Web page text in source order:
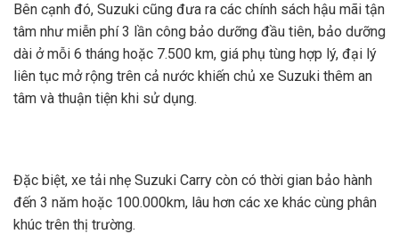
Bên cạnh đó, Suzuki cũng đưa ra các chính sách hậu mãi tận
tâm như miễn phí 3 lần công bảo dưỡng đầu tiên, bảo dưỡng
dài ở mỗi 6 tháng hoặc 7.500 km, giá phụ tùng hợp lý, đại lý
liên tục mở rộng trên cả nước khiến chủ xe Suzuki thêm an
tâm và thuận tiện khi sử dụng.
Đặc biệt, xe tải nhẹ Suzuki Carry còn có thời gian bảo hành
đến 3 năm hoặc 100.000km, lâu hơn các xe khác cùng phân
khúc trên thị trường.